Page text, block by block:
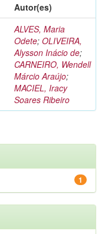
Autor(es)
ALVES, Maria
Odete; OLIVEIRA,
Alysson Inácio de;
CARNEIRO, Wendell
Márcio Araújo;
MACIEL, Iracy
Soares Ribeiro
1